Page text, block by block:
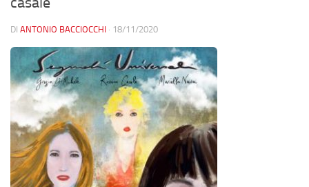
DI ANTONIO BACCIOCCHI · 18/11/2020